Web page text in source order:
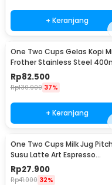
+ Keranjang
One Two Cups Gelas Kopi
Frother Stainless Steel
WZ0011
Rp82.500
Rp130.900 37%
+ Keranjang
One Two Cups Milk Jug
Susu Latte Art Espresso
Stainless Steel 200ml - J068
Rp27.900
Rp41.000 32%